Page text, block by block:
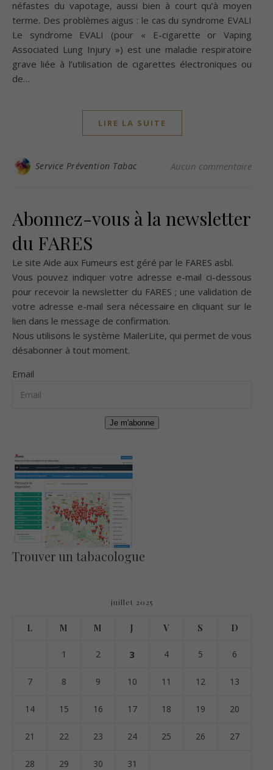
néfastes du vapotage, aussi bien à court qu’à moyen
terme. Des problèmes aigus : le cas du syndrome EVALI
Le syndrome EVALI (pour « E-cigarette or Vaping
Associated Lung Injury ») est une maladie respiratoire
grave liée à l’utilisation de cigarettes électroniques ou
de…
LIRE LA SUITE
Service Prévention Tabac Aucun commentaire
Abonnez-vous à la newsletter
du FARES
Le site Aide aux Fumeurs est géré par le FARES asbl.
Vous pouvez indiquer votre adresse e-mail ci-dessous
pour recevoir la newsletter du FARES ; une validation de
votre adresse e-mail sera nécessaire en cliquant sur le
lien dans le message de confirmation.
Nous utilisons le système MailerLite, qui permet de vous
désabonner à tout moment.
Email
Je m'abonne
Trouver un tabacologue
juillet 2025
L M M J V S D
1 2 3 4 5 6
7 8 9 10 11 12 13
14 15 16 17 18 19 20
21 22 23 24 25 26 27
28 29 30 31